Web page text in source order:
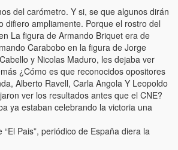
del carómetro. Y si, se que algunos dirán
difiero ampliamente. Porque el rostro del
La figura de Armando Briquet era de
Carabobo en la figura de Jorge
y Nicolas Maduro, les dejaba ver
¿Cómo es que reconocidos opositores
Alberto Ravell, Carla Angola Y Leopoldo
ver los resultados antes que el CNE?
ya estaban celebrando la victoria una
Pais”, periódico de España diera la